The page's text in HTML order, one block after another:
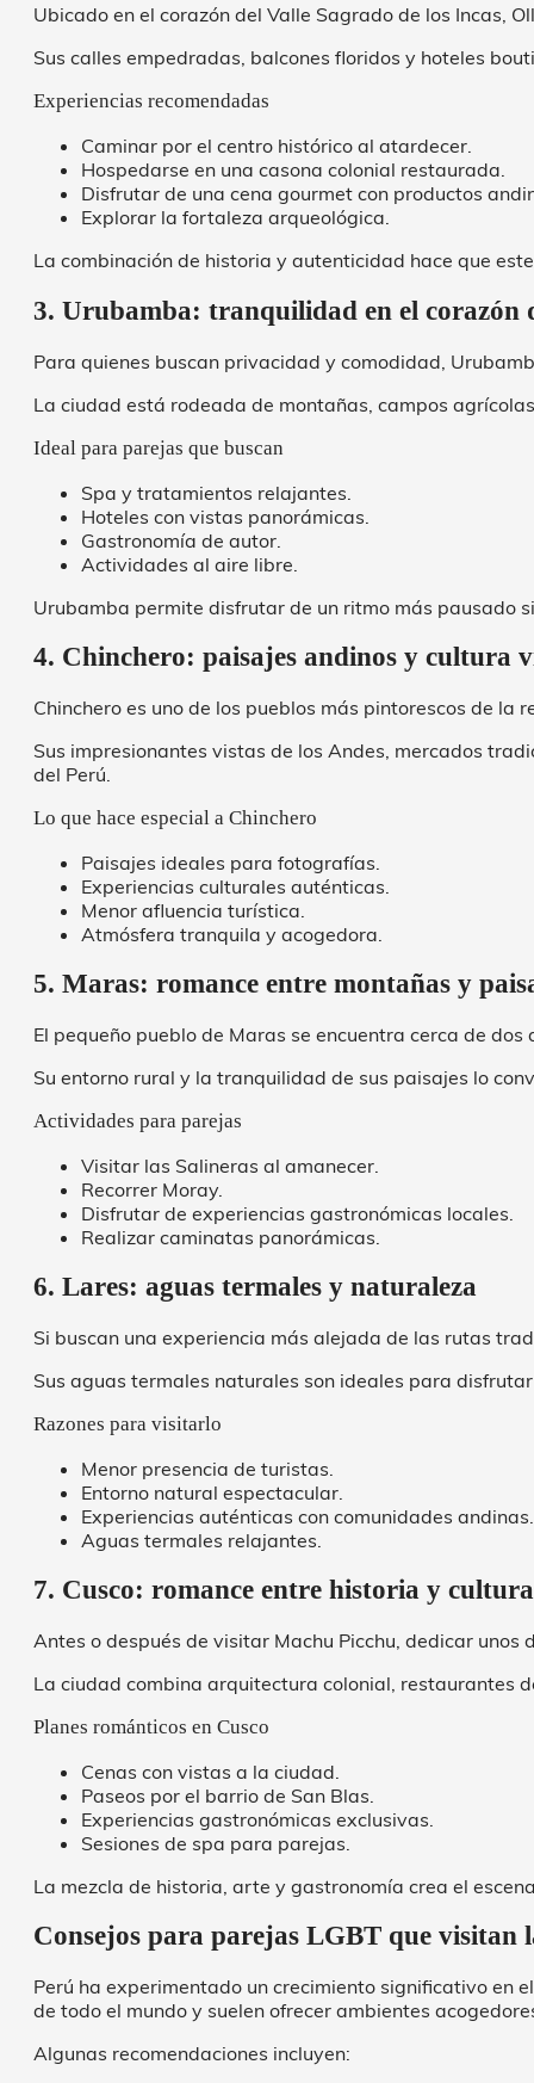
Ubicado en el corazón del Valle Sagrado de los Incas,
Sus calles empedradas, balcones floridos y hoteles
Experiencias recomendadas
Caminar por el centro histórico al atardecer.
Hospedarse en una casona colonial restaurada.
Disfrutar de una cena gourmet con productos
Explorar la fortaleza arqueológica.
La combinación de historia y autenticidad hace que
3. Urubamba: tranquilidad en el corazón
Para quienes buscan privacidad y comodidad,
La ciudad está rodeada de montañas, campos
Ideal para parejas que buscan
Spa y tratamientos relajantes.
Hoteles con vistas panorámicas.
Gastronomía de autor.
Actividades al aire libre.
Urubamba permite disfrutar de un ritmo más pausado
4. Chinchero: paisajes andinos y cultura
Chinchero es uno de los pueblos más pintorescos de la
Sus impresionantes vistas de los Andes, mercados
del Perú.
Lo que hace especial a Chinchero
Paisajes ideales para fotografías.
Experiencias culturales auténticas.
Menor afluencia turística.
Atmósfera tranquila y acogedora.
5. Maras: romance entre montañas y
El pequeño pueblo de Maras se encuentra cerca de
Su entorno rural y la tranquilidad de sus paisajes lo
Actividades para parejas
Visitar las Salineras al amanecer.
Recorrer Moray.
Disfrutar de experiencias gastronómicas locales.
Realizar caminatas panorámicas.
6. Lares: aguas termales y naturaleza
Si buscan una experiencia más alejada de las rutas
Sus aguas termales naturales son ideales para
Razones para visitarlo
Menor presencia de turistas.
Entorno natural espectacular.
Experiencias auténticas con comunidades andinas.
Aguas termales relajantes.
7. Cusco: romance entre historia y cultura
Antes o después de visitar Machu Picchu, dedicar unos
La ciudad combina arquitectura colonial, restaurantes
Planes románticos en Cusco
Cenas con vistas a la ciudad.
Paseos por el barrio de San Blas.
Experiencias gastronómicas exclusivas.
Sesiones de spa para parejas.
La mezcla de historia, arte y gastronomía crea el
Consejos para parejas LGBT que visitan
Perú ha experimentado un crecimiento significativo en
de todo el mundo y suelen ofrecer ambientes
Algunas recomendaciones incluyen: